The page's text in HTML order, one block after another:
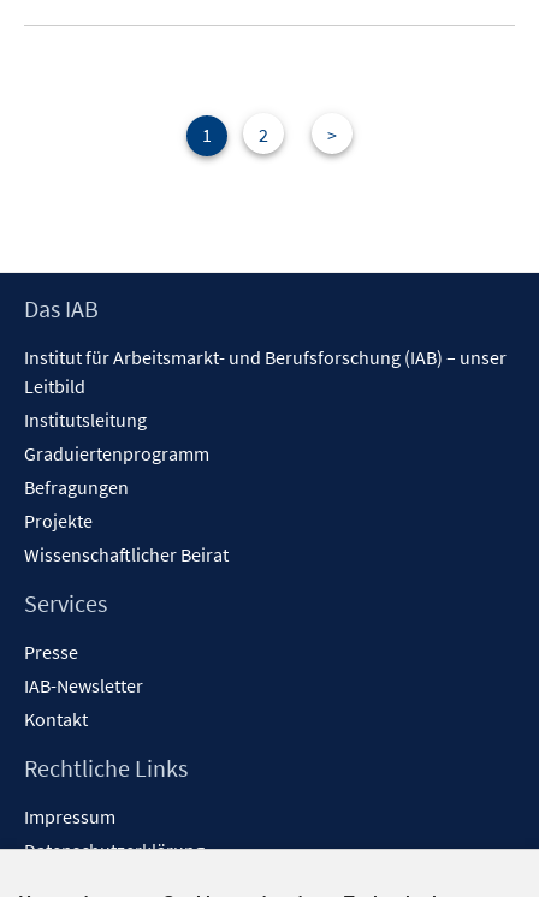
1 2 >
Footer
Das IAB
Institut für Arbeitsmarkt- und Berufsforschung (IAB) – unser
Leitbild
Institutsleitung
Graduiertenprogramm
Befragungen
Projekte
Wissenschaftlicher Beirat
Services
Presse
IAB-Newsletter
Kontakt
Rechtliche Links
Impressum
Datenschutzerklärung